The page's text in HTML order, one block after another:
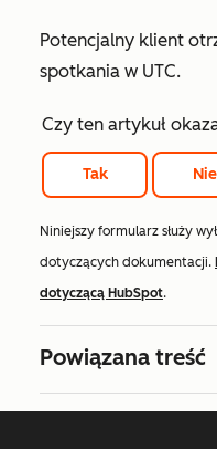
Potencjalny klient
spotkania w UTC.
Czy ten artykuł
Tak Nie
Niniejszy formularz służy
dotyczących dokumentacji.
dotyczącą HubSpot.
Powiązana treść